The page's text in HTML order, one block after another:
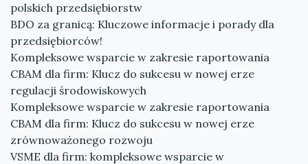
polskich przedsiębiorstw
BDO za granicą: Kluczowe informacje i porady dla
przedsiębiorców!
Kompleksowe wsparcie w zakresie raportowania
CBAM dla firm: Klucz do sukcesu w nowej erze
regulacji środowiskowych
Kompleksowe wsparcie w zakresie raportowania
CBAM dla firm: Klucz do sukcesu w nowej erze
zrównoważonego rozwoju
VSME dla firm: kompleksowe wsparcie w